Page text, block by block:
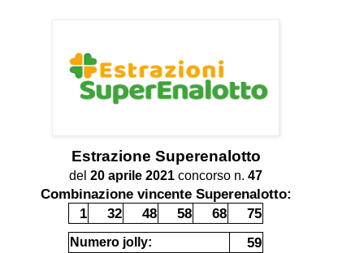
Estrazione Superenalotto
del 20 aprile 2021 concorso n. 47
Combinazione vincente Superenalotto:
1
32 48 58 68 75
Numero jolly: 59